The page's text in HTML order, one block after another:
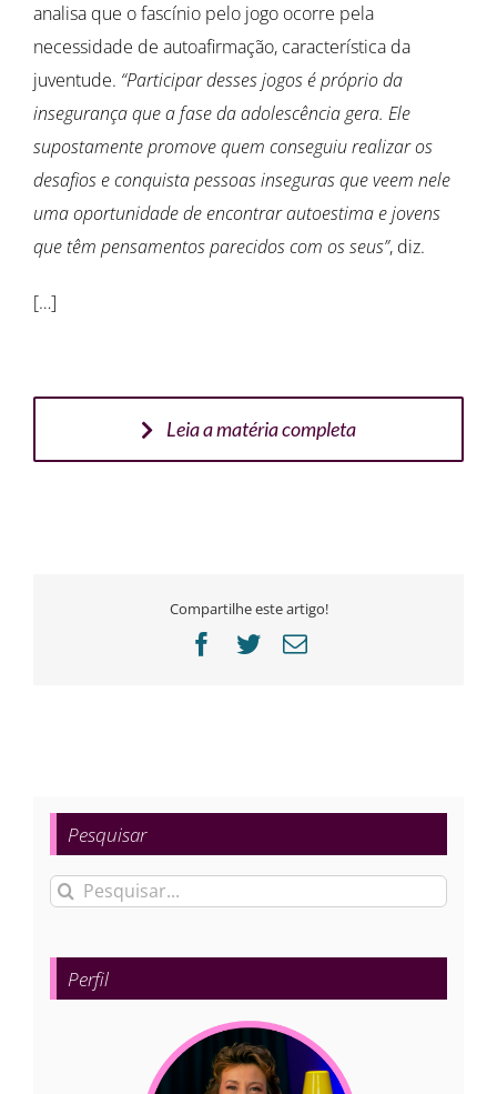
analisa que o fascínio pelo jogo ocorre pela
necessidade de autoafirmação, característica da
juventude. “Participar desses jogos é próprio da
insegurança que a fase da adolescência gera. Ele
supostamente promove quem conseguiu realizar os
desafios e conquista pessoas inseguras que veem nele
uma oportunidade de encontrar autoestima e jovens
que têm pensamentos parecidos com os seus”, diz.
[…]
Leia a matéria completa
Compartilhe este artigo!
Facebook
Twitter
E-
Pesquisar
Buscar
para:
Perfil